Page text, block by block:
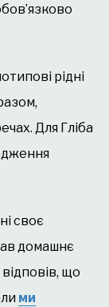
рідні
Для Гліба
своє
домашнє
що
ми